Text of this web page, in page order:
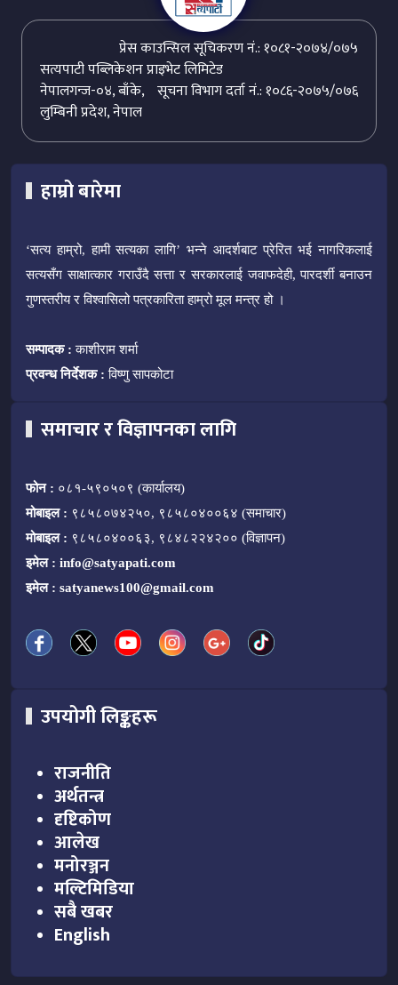
प्रेस काउन्सिल सूचिकरण नं.: १०८१-२०७४/०७५
सत्यपाटी पब्लिकेशन प्राइभेट लिमिटेड
सूचना विभाग दर्ता नं.: १०८६-२०७५/०७६
नेपालगन्ज-०४, बाँके,
लुम्बिनी प्रदेश, नेपाल
हाम्रो बारेमा
‘सत्य हाम्रो, हामी सत्यका लागि’ भन्ने आदर्शबाट प्रेरित भई नागरिकलाई
सत्यसँग साक्षात्कार गराउँदै सत्ता र सरकारलाई जवाफदेही, पारदर्शी बनाउन
गुणस्तरीय र विश्वासिलो पत्रकारिता हाम्रो मूल मन्त्र हो ।
सम्पादक : काशीराम शर्मा
प्रवन्ध निर्देशक : विष्णु सापकोटा
समाचार र विज्ञापनका लागि
फोन : ०८१-५९०५०९ (कार्यालय)
मोबाइल : ९८५८०७४२५०, ९८५८०४००६४ (समाचार)
मोबाइल : ९८५८०४००६३, ९८४८२२४२०० (विज्ञापन)
इमेल : info@satyapati.com
इमेल : satyanews100@gmail.com
उपयोगी लिङ्कहरू
राजनीति
अर्थतन्त्र
दृष्टिकोण
आलेख
मनोरञ्जन
मल्टिमिडिया
सबै खबर
English